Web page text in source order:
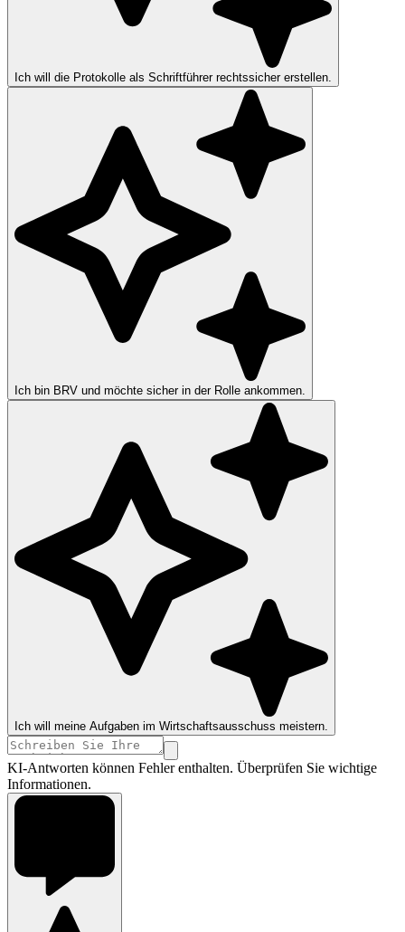
Ich will die Protokolle als Schriftführer rechtssicher erstellen.
Ich bin BRV und möchte sicher in der Rolle ankommen.
Ich will meine Aufgaben im Wirtschaftsausschuss meistern.
KI-Antworten können Fehler enthalten. Überprüfen Sie wichtige
Informationen.